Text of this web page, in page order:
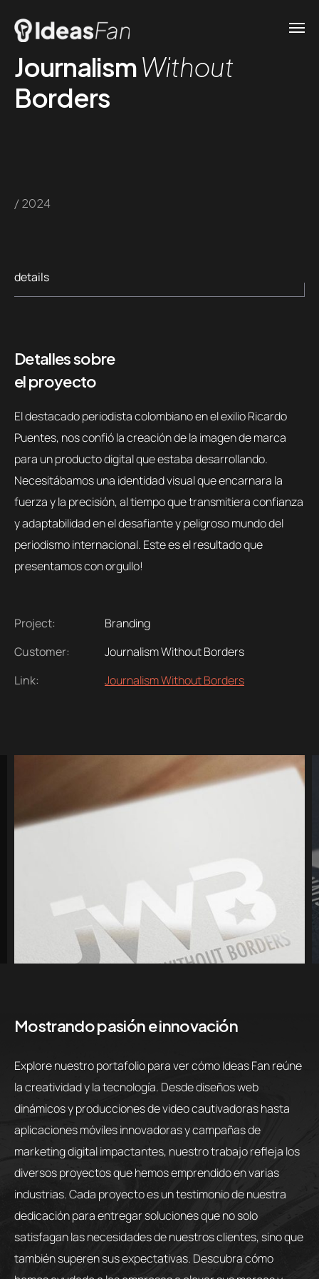
JournalismWithout
Borders
/ 2024
details
Detalles sobre
el proyecto
El destacado periodista colombiano en el exilio Ricardo
Puentes, nos confió la creación de la imagen de marca
para un producto digital que estaba desarrollando.
Necesitábamos una identidad visual que encarnara la
fuerza y la precisión, al tiempo que transmitiera confianza
y adaptabilidad en el desafiante y peligroso mundo del
periodismo internacional. Este es el resultado que
presentamos con orgullo!
Project:
Branding
Customer:
Journalism Without Borders
Link:
Journalism Without Borders
Mostrando pasión e innovación
Explore nuestro portafolio para ver cómo Ideas Fan reúne
la creatividad y la tecnología. Desde diseños web
dinámicos y producciones de video cautivadoras hasta
aplicaciones móviles innovadoras y campañas de
marketing digital impactantes, nuestro trabajo refleja los
diversos proyectos que hemos emprendido en varias
industrias. Cada proyecto es un testimonio de nuestra
dedicación para entregar soluciones que no solo
satisfagan las necesidades de nuestros clientes, sino que
también superen sus expectativas. Descubra cómo